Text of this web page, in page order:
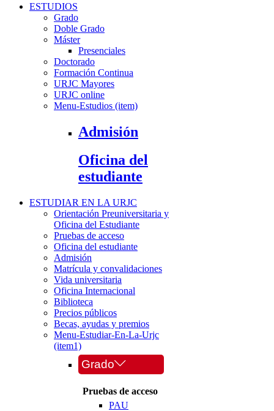
ESTUDIOS
Grado
Doble Grado
Máster
Presenciales
Doctorado
Formación Continua
URJC Mayores
URJC online
Menu-Estudios (item)
Admisión
Oficina del
estudiante
ESTUDIAR EN LA URJC
Orientación Preuniversitaria y
Oficina del Estudiante
Pruebas de acceso
Oficina del estudiante
Admisión
Matrícula y convalidaciones
Vida universitaria
Oficina Internacional
Biblioteca
Precios públicos
Becas, ayudas y premios
Menu-Estudiar-En-La-Urjc
(item1)
Grado
Pruebas de acceso
PAU